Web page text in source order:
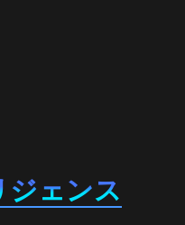
ジェンス